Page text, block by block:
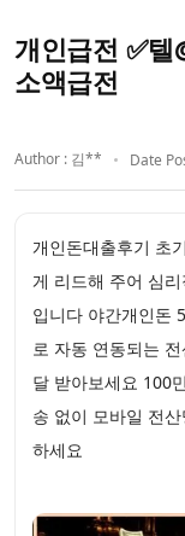
개인급전 ✅
소액급전
Author : 김** Date
개인돈대출후기 초
게 리드해 주어 심
입니다 야간개인돈
로 자동 연동되는
달 받아보세요 100
송 없이 모바일 전
하세요